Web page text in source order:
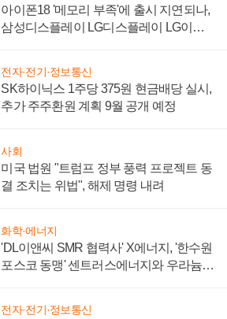
아이폰18 '메모리 부족'에 출시 지연되나,
삼성디스플레이 LG디스플레이 LG이노
전자·전기·정보통신
SK하이닉스 1주당 375원 현금배당 실시,
추가 주주환원 계획 9월 공개 예정
사회
미국 법원 "트럼프 정부 풍력 프로젝트 동
결 조치는 위법", 해제 명령 내려
화학·에너지
'DL이앤씨 SMR 협력사' X에너지, '한수원
포스코 동맹' 센트러스에너지와 우라늄
전자·전기·정보통신